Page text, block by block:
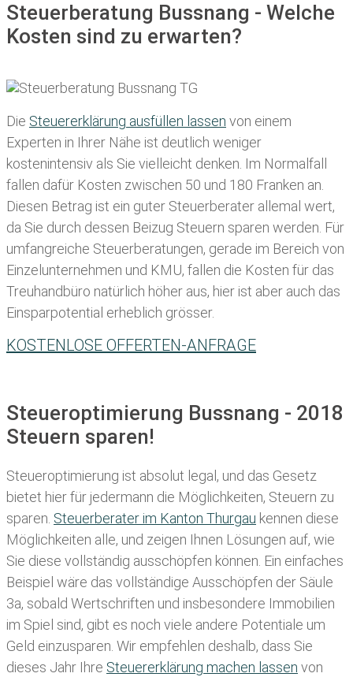
Steuerberatung Bussnang - Welche
Kosten sind zu erwarten?
Die Steuererklärung ausfüllen lassen von einem
Experten in Ihrer Nähe ist deutlich weniger
kostenintensiv als Sie vielleicht denken. Im Normalfall
fallen dafür Kosten zwischen 50 und 180 Franken an.
Diesen Betrag ist ein guter Steuerberater allemal wert,
da Sie durch dessen Beizug Steuern sparen werden. Für
umfangreiche Steuerberatungen, gerade im Bereich von
Einzelunternehmen und KMU, fallen die Kosten für das
Treuhandbüro natürlich höher aus, hier ist aber auch das
Einsparpotential erheblich grösser.
KOSTENLOSE OFFERTEN-ANFRAGE
Steueroptimierung Bussnang - 2018
Steuern sparen!
Steueroptimierung ist absolut legal, und das Gesetz
bietet hier für jedermann die Möglichkeiten, Steuern zu
sparen. Steuerberater im K anton Thurgau kennen diese
Möglichkeiten alle, und zeigen Ihnen Lösungen auf, wie
Sie diese vollständig ausschöpfen können. Ein einfaches
Beispiel wäre das vollständige Ausschöpfen der Säule
3a, sobald Wertschriften und insbesondere Immobilien
im Spiel sind, gibt es noch viele andere Potentiale um
Geld einzusparen. Wir empfehlen deshalb, dass Sie
dieses Jahr Ihre Steuererklärung machen lassen von